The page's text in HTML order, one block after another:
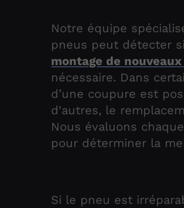
Notre équipe
pneus peut détecter
montage de
nécessaire. Dans
d’une coupure est
d'autres, le
Nous évaluons
pour déterminer la
Si le pneu est